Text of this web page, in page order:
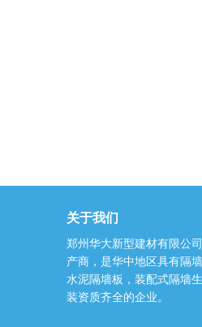
关于我们
郑州华大新型建材有限公
产商，是华中地区具有隔
水泥隔墙板，装配式隔墙
装资质齐全的企业。